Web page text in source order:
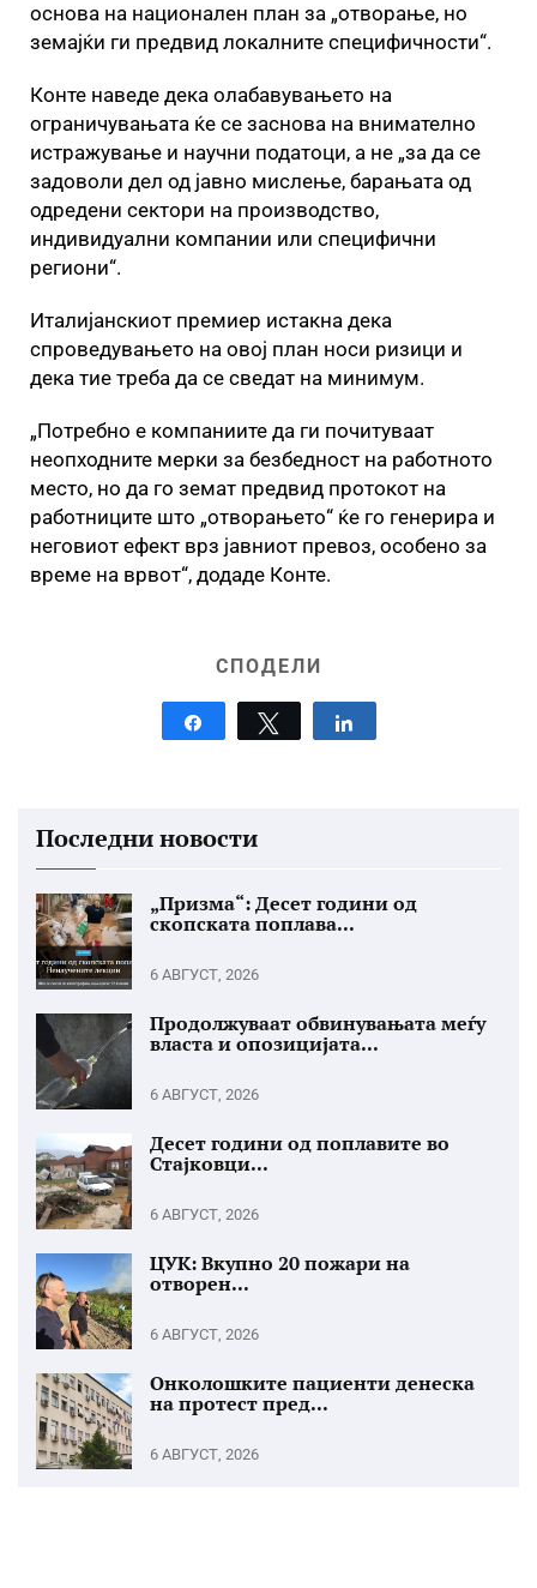
основа на национален план за „отворање, но
земајќи ги предвид локалните специфичности“.
Конте наведе дека олабавувањето на
ограничувањата ќе се заснова на внимателно
истражување и научни податоци, а не „за да се
задоволи дел од јавно мислење, барањата од
одредени сектори на производство,
индивидуални компании или специфични
региони“.
Италијанскиот премиер истакна дека
спроведувањето на овој план носи ризици и
дека тие треба да се сведат на минимум.
„Потребно е компаниите да ги почитуваат
неопходните мерки за безбедност на работното
место, но да го земат предвид протокот на
работниците што „отворањето“ ќе го генерира и
неговиот ефект врз јавниот превоз, особено за
време на врвот“, додаде Конте.
СПОДЕЛИ
Tweet
Последни новости
„Призма“: Десет години од
скопската поплава...
6 АВГУСТ, 2026
Продолжуваат обвинувањата меѓу
власта и опозицијата...
6 АВГУСТ, 2026
Десет години од поплавите во
Стајковци...
6 АВГУСТ, 2026
ЦУК: Вкупно 20 пожари на
отворен...
6 АВГУСТ, 2026
Онколошките пациенти денеска
на протест пред...
6 АВГУСТ, 2026